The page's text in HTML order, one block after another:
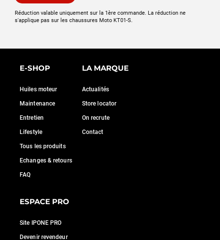
Réduction valable uniquement sur la 1ère commande. La réduction ne
s'applique pas sur les chaussures Moto KT01-S.
E-SHOP
Huiles moteur
Maintenance
Entretien
Lifestyle
Tous les produits
Echanges & retours
FAQ
LA MARQUE
Actualités
Store locator
On recrute
Contact
ESPACE PRO
Site IPONE PRO
Devenir revendeur